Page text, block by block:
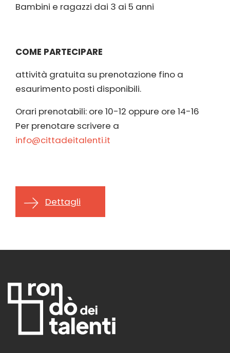
Bambini e ragazzi dai 3 ai 5 anni
COME PARTECIPARE
attività gratuita su prenotazione fino a
esaurimento posti disponibili.
Orari prenotabili: ore 10-12 oppure ore 14-16
Per prenotare scrivere a
info@cittadeitalenti.it
Dettagli